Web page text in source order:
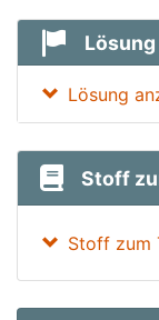
Lösung
Lösung
Stoff
Stoff zum